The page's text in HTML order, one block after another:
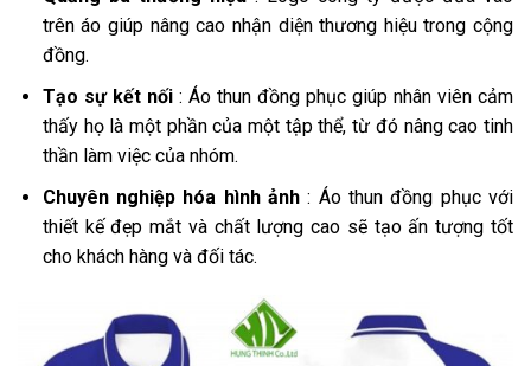
trên áo giúp nâng cao nhận diện thương hiệu trong cộng
đồng.
Tạo sự kết nối: Áo thun đồng phục giúp nhân viên cảm
thấy họ là một phần của một tập thể, từ đó nâng cao tinh
thần làm việc của nhóm.
Chuyên nghiệp hóa hình ảnh : Áo thun đồng phục với
thiết kế đẹp mắt và chất lượng cao sẽ tạo ấn tượng tốt
cho khách hàng và đối tác.